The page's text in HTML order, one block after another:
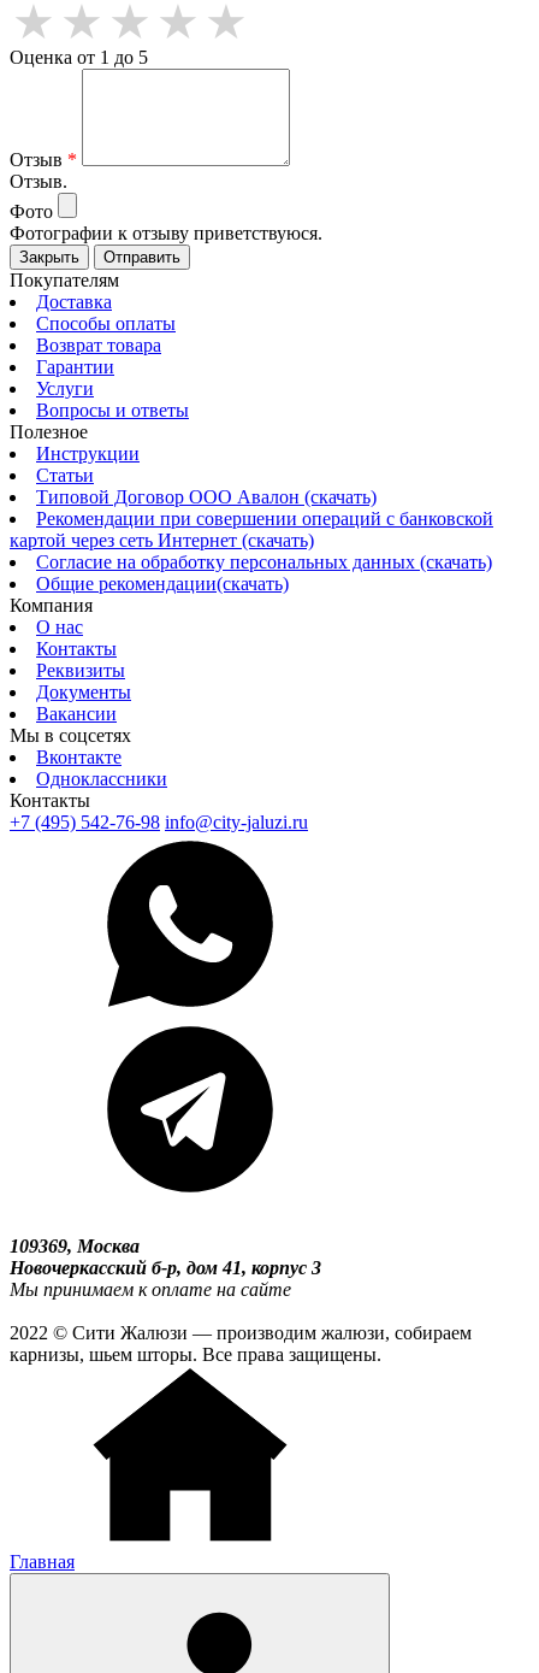
Оценка от 1 до 5
Отзыв *
Отзыв.
Фото
Фотографии к отзыву приветствуюся.
Закрыть Отправить
Покупателям
Доставка
Способы оплаты
Возврат товара
Гарантии
Услуги
Вопросы и ответы
Полезное
Инструкции
Статьи
Типовой Договор ООО Авалон (скачать)
Рекомендации при совершении операций с банковской
картой через сеть Интернет (скачать)
Согласие на обработку персональных данных (скачать)
Общие рекомендации(скачать)
Компания
О нас
Контакты
Реквизиты
Документы
Вакансии
Мы в соцсетях
Вконтакте
Одноклассники
Контакты
+7 (495) 542-76-98 info@city-jaluzi.ru
109369, Москва
Новочеркасский б-р, дом 41, корпус 3
Мы принимаем к оплате на сайте
2022 © Сити Жалюзи — производим жалюзи, собираем
карнизы, шьем шторы. Все права защищены.
Главная